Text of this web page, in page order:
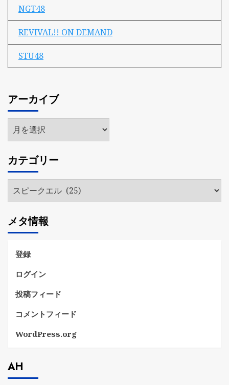
NGT48
REVIVAL!! ON DEMAND
STU48
アーカイブ
ア
ー
イ
ブ
カテゴリー
テ
リ
ー
メタ情報
登録
ログイン
投稿フィード
コメントフィード
WordPress.org
AH